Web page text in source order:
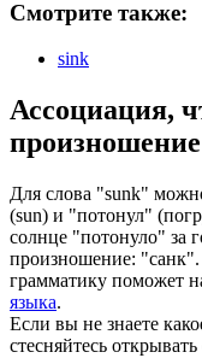
Смотрите также:
sink
Ассоциация,
произношение
Для слова "sunk"
(sun) и "потонул"
солнце "потонуло" за
произношение:
грамматику поможет
языка.
Если вы не знаете
стесняйтесь